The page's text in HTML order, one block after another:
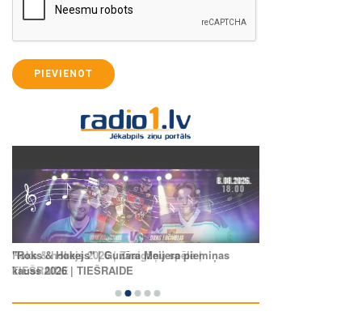
PIEVIENOT